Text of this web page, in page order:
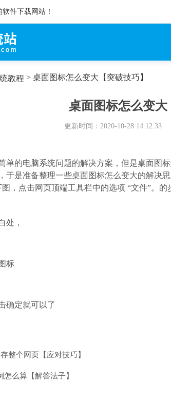
件下载网站！
教程 > 桌面图标怎么变大【突破技巧】
桌面图标怎么变大
更新时间： 2020-10-28 14:12:33
单的电脑系统问题的解决方案，但是桌面图
于是准备整理一些桌面图标怎么变大的解决
，点击网页顶端工具栏中的选项 “文件”。
处，
标
确定就可以了
整个网页【应对技巧】
怎么算【解答法子】